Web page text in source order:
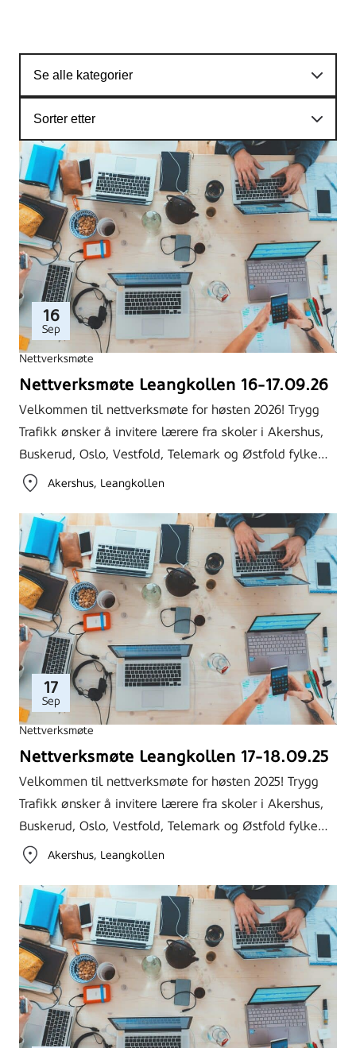
16
Sep
Nettverksmøte
Nettverksmøte Leangkollen 16-17.09.26
Velkommen til nettverksmøte for høsten 2026! Trygg
Trafikk ønsker å invitere lærere fra skoler i Akershus,
Buskerud, Oslo, Vestfold, Telemark og Østfold fylke…
Akershus Leangkollen
17
Sep
Nettverksmøte
Nettverksmøte Leangkollen 17-18.09.25
Velkommen til nettverksmøte for høsten 2025! Trygg
Trafikk ønsker å invitere lærere fra skoler i Akershus,
Buskerud, Oslo, Vestfold, Telemark og Østfold fylke…
Akershus Leangkollen